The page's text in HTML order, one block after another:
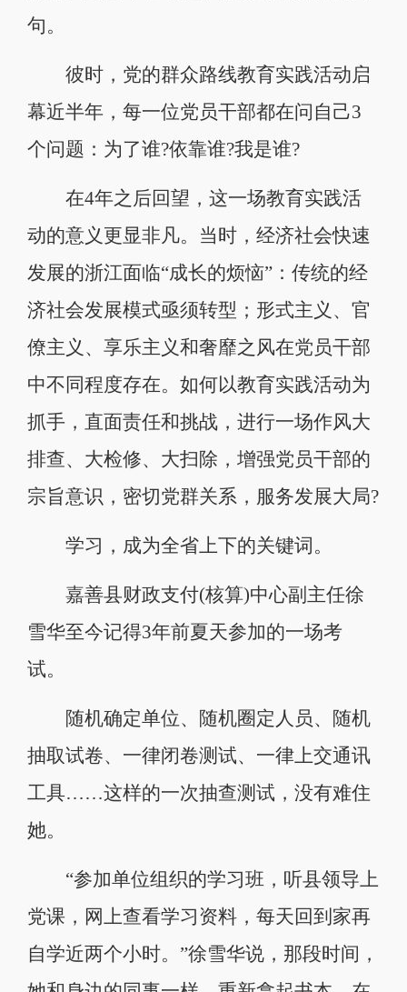
句。
彼时，党的群众路线教育实践活动启
幕近半年，每一位党员干部都在问自己3
个问题：为了谁?依靠谁?我是谁?
在4年之后回望，这一场教育实践活
动的意义更显非凡。当时，经济社会快速
发展的浙江面临“成长的烦恼”：传统的经
济社会发展模式亟须转型；形式主义、官
僚主义、享乐主义和奢靡之风在党员干部
中不同程度存在。如何以教育实践活动为
抓手，直面责任和挑战，进行一场作风大
排查、大检修、大扫除，增强党员干部的
宗旨意识，密切党群关系，服务发展大局?
学习，成为全省上下的关键词。
嘉善县财政支付(核算)中心副主任徐
雪华至今记得3年前夏天参加的一场考
试。
随机确定单位、随机圈定人员、随机
抽取试卷、一律闭卷测试、一律上交通讯
工具……这样的一次抽查测试，没有难住
她。
“参加单位组织的学习班，听县领导上
党课，网上查看学习资料，每天回到家再
自学近两个小时。”徐雪华说，那段时间，